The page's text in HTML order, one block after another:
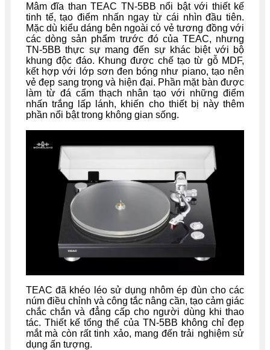
Mâm đĩa than TEAC TN-5BB nổi bật với thiết kế
tinh tế, tạo điểm nhấn ngay từ cái nhìn đầu tiên.
Mặc dù kiểu dáng bên ngoài có vẻ tương đồng với
các dòng sản phẩm trước đó của TEAC, nhưng
TN-5BB thực sự mang đến sự khác biệt với bộ
khung độc đáo. Khung được chế tạo từ gỗ MDF,
kết hợp với lớp sơn đen bóng như piano, tạo nên
vẻ đẹp sang trọng và hiện đại. Phần mặt bàn được
làm từ đá cẩm thạch nhân tạo với những điểm
nhấn trắng lấp lánh, khiến cho thiết bị này thêm
phần nổi bật trong không gian sống.
TEAC đã khéo léo sử dụng nhôm ép đùn cho các
núm điều chỉnh và công tắc nâng cần, tạo cảm giác
chắc chắn và đẳng cấp cho người dùng khi thao
tác. Thiết kế tổng thể của TN-5BB không chỉ đẹp
mắt mà còn rất tinh xảo, mang đến trải nghiệm sử
dụng ấn tượng.